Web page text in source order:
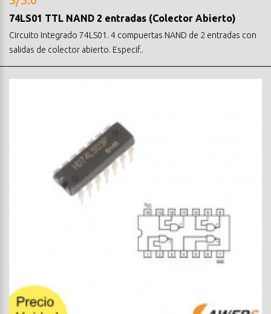
74LS01 TTL NAND 2 entradas (Colector Abierto)
Circuito Integrado 74LS01. 4 compuertas NAND de 2 entradas con
salidas de colector abierto. Especif..